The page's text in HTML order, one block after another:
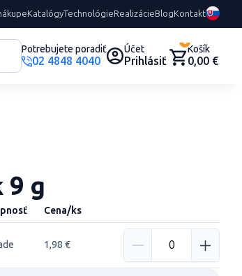
KatalógyTechnológieRealizácieBlogKontakt
Potrebujete poradiť
02 4848 4040
Účet
Prihlásiť
0
Košík
0,00 €
9 g
Cena/ks
1,98 €